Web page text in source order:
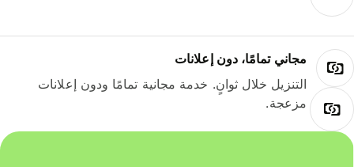
مجاني تمامًا، دون إعلانات
التنزيل خلال ثوانٍ. خدمة مجانية تمامًا ودون إعلانات
مزعجة.